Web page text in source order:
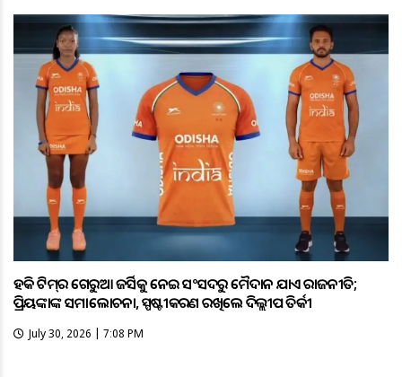
ହକି ଟିମ୍‌ର ଗେରୁଆ ଜର୍ସିକୁ ନେଇ ସଂସଦରୁ ମୈଦାନ ଯାଏଁ ରାଜନୀତି;
ପ୍ରିୟଙ୍କାଙ୍କ ସମାଲୋଚନା, ସ୍ପଷ୍ଟୀକରଣ ରଖିଲେ ଦିଲ୍ଲୀପ ତିର୍କୀ
July 30, 2026 | 7:08 PM